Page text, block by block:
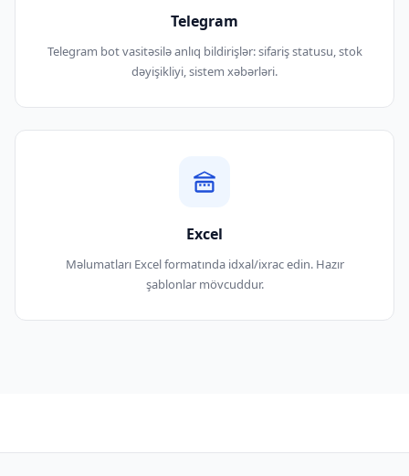
Telegram
Telegram bot vasitəsilə anlıq bildirişlər: sifariş statusu, stok
dəyişikliyi, sistem xəbərləri.
Excel
Məlumatları Excel formatında idxal/ixrac edin. Hazır
şablonlar mövcuddur.